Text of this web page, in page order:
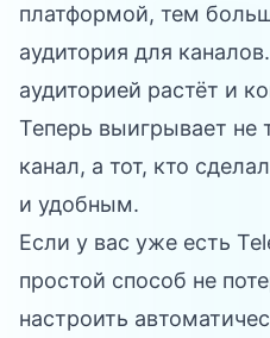
платформой, тем
аудитория для
аудиторией растёт и
Теперь выигрывает не
канал, а тот, кто
и удобным.
Если у вас уже есть
простой способ не
настроить